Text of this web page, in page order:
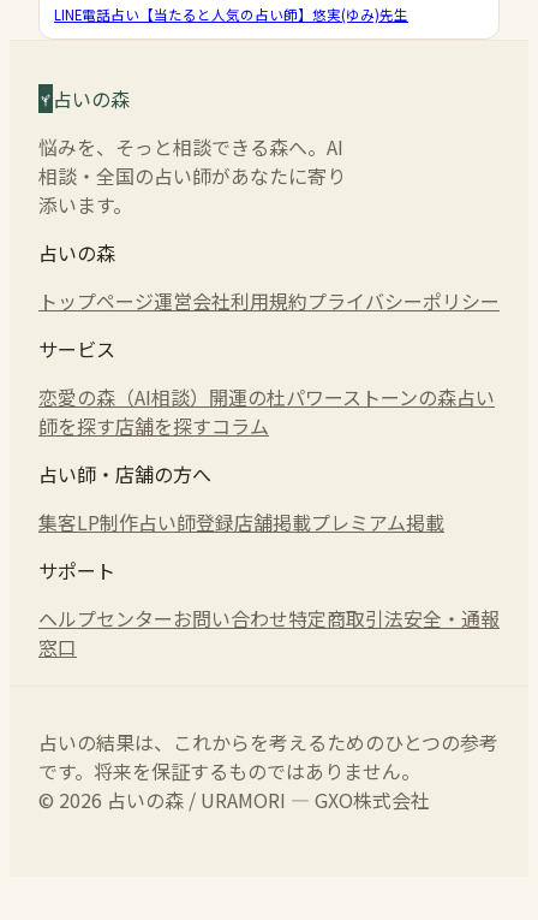
LINE電話占い【当たると人気の占い師】悠実(ゆみ)先生
占いの森
悩みを、そっと相談できる森へ。AI
相談・全国の占い師があなたに寄り
添います。
占いの森
トップページ運営会社利用規約プライバシーポリシー
サービス
恋愛の森（AI相談） 開運の杜パワーストーンの森占い
師を探す店舗を探すコラム
占い師・店舗の方へ
集客LP制作占い師登録店舗掲載プレミアム掲載
サポート
ヘルプセンターお問い合わせ特定商取引法安全・通報
窓口
占いの結果は、これからを考えるためのひとつの参考
です。将来を保証するものではありません。
© 2026 占いの森 / URAMORI — GXO株式会社